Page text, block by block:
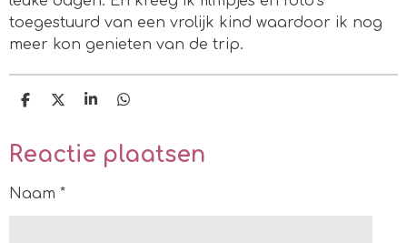
toegestuurd van een vrolijk kind waardoor ik nog
meer kon genieten van de trip.
D
e
n
D
l
S
r
e
D
e
n
Reactie plaatsen
Naam *